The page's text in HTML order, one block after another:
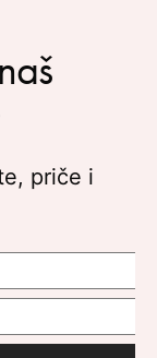
priče i